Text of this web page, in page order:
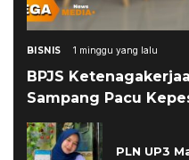
BISNIS 1 minggu yang lalu
BPJS
Sampang Pacu
PLN UP3